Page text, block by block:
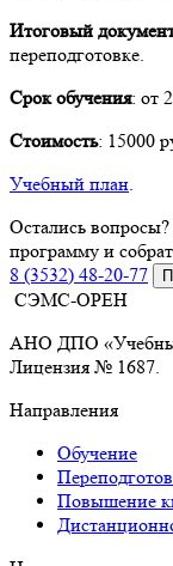
Итоговый
переподготовке.
Срок обучения: от
Стоимость: 15000
Учебный план.
Остались
программу и
8 (3532) 48-20-77
СЭМС-ОРЕН
АНО ДПО
Лицензия № 1687.
Направления
Обучение
Повышение